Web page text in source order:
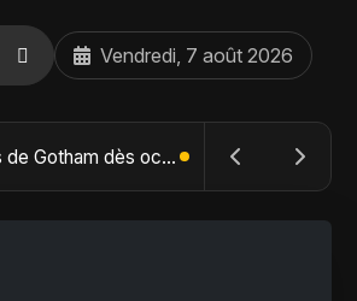
Vendredi, 7 août 2026
The Batman : Part II – Robert Pattinson replonge dans les ténèbres de Gotham dès octobre 2027